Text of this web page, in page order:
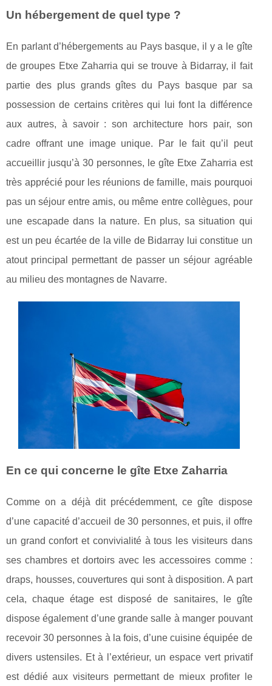
Un hébergement de quel type ?
En parlant d’hébergements au Pays basque, il y a le gîte
de groupes Etxe Zaharria qui se trouve à Bidarray, il fait
partie des plus grands gîtes du Pays basque par sa
possession de certains critères qui lui font la différence
aux autres, à savoir : son architecture hors pair, son
cadre offrant une image unique. Par le fait qu’il peut
accueillir jusqu’à 30 personnes, le gîte Etxe Zaharria est
très apprécié pour les réunions de famille, mais pourquoi
pas un séjour entre amis, ou même entre collègues, pour
une escapade dans la nature. En plus, sa situation qui
est un peu écartée de la ville de Bidarray lui constitue un
atout principal permettant de passer un séjour agréable
au milieu des montagnes de Navarre.
En ce qui concerne le gîte Etxe Zaharria
Comme on a déjà dit précédemment, ce gîte dispose
d’une capacité d’accueil de 30 personnes, et puis, il offre
un grand confort et convivialité à tous les visiteurs dans
ses chambres et dortoirs avec les accessoires comme :
draps, housses, couvertures qui sont à disposition. A part
cela, chaque étage est disposé de sanitaires, le gîte
dispose également d’une grande salle à manger pouvant
recevoir 30 personnes à la fois, d’une cuisine équipée de
divers ustensiles. Et à l’extérieur, un espace vert privatif
est dédié aux visiteurs permettant de mieux profiter le